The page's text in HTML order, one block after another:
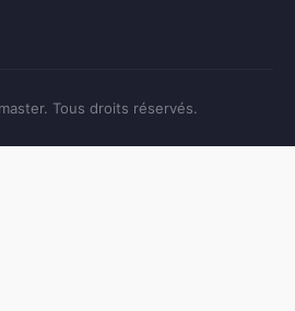
Tous droits réservés.